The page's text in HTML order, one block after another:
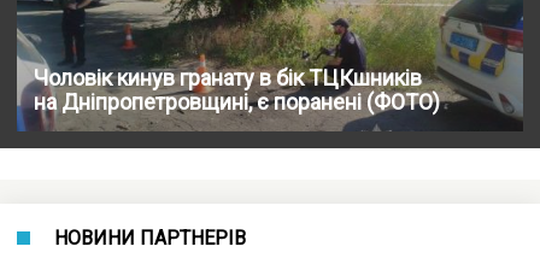
Чоловік кинув гранату в бік ТЦКшників
на Дніпропетровщині, є поранені (ФОТО)
НОВИНИ ПАРТНЕРІВ